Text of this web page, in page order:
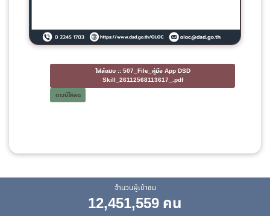
ไฟล์แนบ ::507_File_คู่มือ App DSD
Skill_26112568113617_.pdf
ดาวน์โหลด
จำนวนผู้เข้าชม
12,451,559 คน